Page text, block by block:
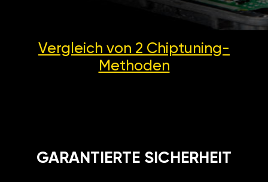
Vergleich von 2 Chiptuning-
Methoden
GARANTIERTE SICHERHEIT